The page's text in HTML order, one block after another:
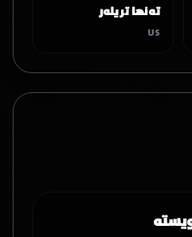
تەنها تریلەر
US